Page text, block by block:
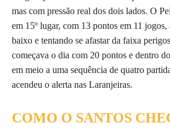
mas com pressão real dos dois lados. O
em 15º lugar, com 13 pontos em 11
baixo e tentando se afastar da faixa
começava o dia com 20 pontos e dentro
em meio a uma sequência de quatro
acendeu o alerta nas Laranjeiras.
COMO O SANTOS